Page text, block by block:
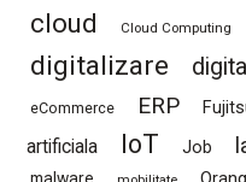
cloud Cloud Computing
digitalizare
eCommerce ERP
artificiala
IoT Job